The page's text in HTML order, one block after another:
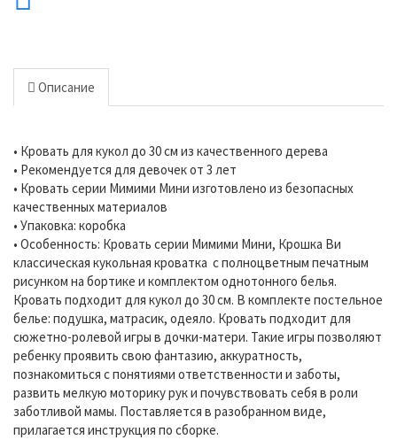
Описание
• Кровать для кукол до 30 см из качественного дерева
• Рекомендуется для девочек от 3 лет
• Кровать серии Мимими Мини изготовлено из безопасных
качественных материалов
• Упаковка: коробка
• Особенность: Кровать серии Мимими Мини, Крошка Ви
классическая кукольная кроватка с полноцветным печатным
рисунком на бортике и комплектом однотонного белья.
Кровать подходит для кукол до 30 см. В комплекте постельное
белье: подушка, матрасик, одеяло. Кровать подходит для
сюжетно-ролевой игры в дочки-матери. Такие игры позволяют
ребенку проявить свою фантазию, аккуратность,
познакомиться с понятиями ответственности и заботы,
развить мелкую моторику рук и почувствовать себя в роли
заботливой мамы. Поставляется в разобранном виде,
прилагается инструкция по сборке.